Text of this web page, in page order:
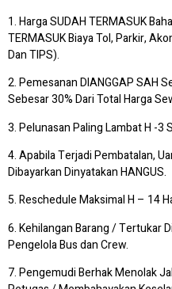
1. Harga SUDAH TERMASUK
TERMASUK Biaya Tol, Parkir,
Dan TIPS).
2. Pemesanan DIANGGAP SAH
Sebesar 30% Dari Total Harga
3. Pelunasan Paling Lambat H -3
4. Apabila Terjadi Pembatalan,
Dibayarkan Dinyatakan HANGUS.
5. Reschedule Maksimal H – 14
6. Kehilangan Barang / Tertukar
Pengelola Bus dan Crew.
7. Pengemudi Berhak Menolak